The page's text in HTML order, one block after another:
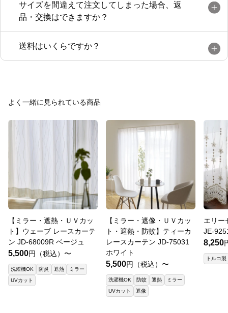
サイズを間違えて注文してしまった場合、返
品・交換はできますか？
送料はいくらですか？
よく一緒に見られている商品
【ミラー・遮熱・ＵＶカッ
ト】ウェーブ レースカーテ
ン JD-68009R ベージュ
5,500円（税込）〜
洗濯機OK 防炎 遮熱
ミラー
UVカット
【ミラー・遮像・ＵＶカッ
ト・遮熱・防蚊】ティーカ
レースカーテン JD-75031
ホワイト
5,500円（税込）〜
洗濯機OK 防蚊 遮熱
ミラー
UVカット
遮像
エリー
JE-
8,250
トルコ製